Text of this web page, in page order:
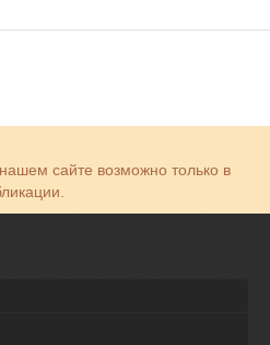
сайте возможно только в